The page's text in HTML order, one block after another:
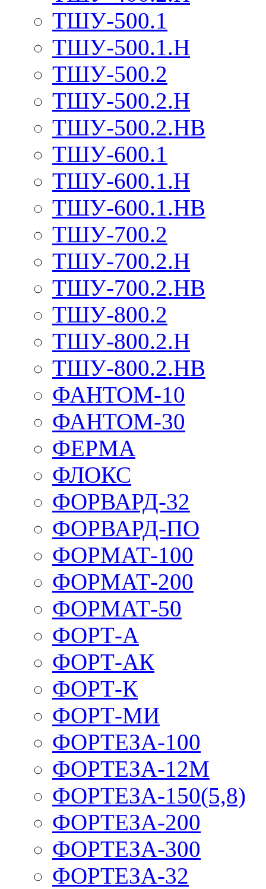
ТШУ-500.1
ТШУ-500.1.Н
ТШУ-500.2
ТШУ-500.2.Н
ТШУ-500.2.НВ
ТШУ-600.1
ТШУ-600.1.Н
ТШУ-600.1.НВ
ТШУ-700.2
ТШУ-700.2.Н
ТШУ-700.2.НВ
ТШУ-800.2
ТШУ-800.2.Н
ТШУ-800.2.НВ
ФАНТОМ-10
ФАНТОМ-30
ФЕРМА
ФЛОКС
ФОРВАРД-32
ФОРВАРД-ПО
ФОРМАТ-100
ФОРМАТ-200
ФОРМАТ-50
ФОРТ-А
ФОРТ-АК
ФОРТ-К
ФОРТ-МИ
ФОРТЕЗА-100
ФОРТЕЗА-12М
ФОРТЕЗА-150(5,8)
ФОРТЕЗА-200
ФОРТЕЗА-300
ФОРТЕЗА-32